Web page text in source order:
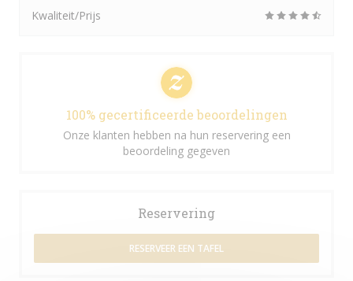
Kwaliteit/Prijs
100% gecertificeerde beoordelingen
Onze klanten hebben na hun reservering een
beoordeling gegeven
Reservering
RESERVEER EEN TAFEL